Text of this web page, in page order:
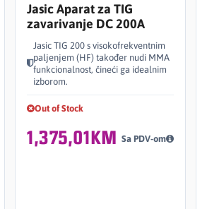
Jasic Aparat za TIG
zavarivanje DC 200A
Jasic TIG 200 s visokofrekventnim
paljenjem (HF) također nudi MMA
funkcionalnost, čineći ga idealnim
izborom.
Out of Stock
1,375,01KM Sa PDV-om